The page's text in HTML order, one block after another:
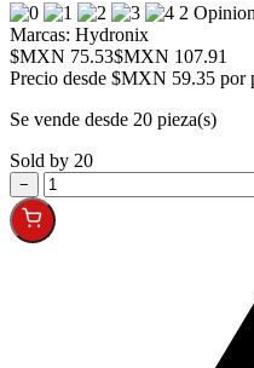
2
Marcas: Hydronix
$MXN 75.53$MXN 107.91
Precio desde $MXN 59.35 por
Se vende desde 20 pieza(s)
Sold by 20
−